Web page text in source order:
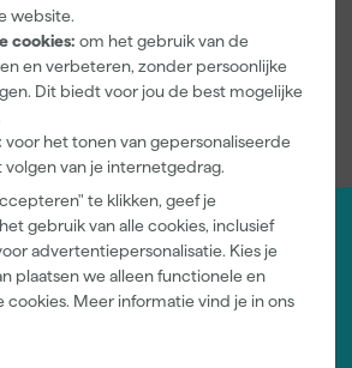
website.
cookies: om het gebruik van de
en verbeteren, zonder persoonlijke
Dit biedt voor jou de best mogelijke
voor het tonen van gepersonaliseerde
van je internetgedrag.
te klikken, geef je
gebruik van alle cookies, inclusief
advertentiepersonalisatie. Kies je
plaatsen we alleen functionele en
cookies. Meer informatie vind je in ons
Kenmerkenblad
Veiligheidsblad
je bestellingen en gegevens
nieuwsbrief